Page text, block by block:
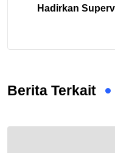
Hadirkan
Berita Terkait